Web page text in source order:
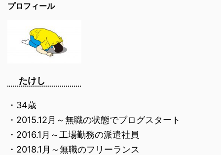
プロフィール
たけし
・34歳
・2015.12月～無職の状態でブログスタート
・2016.1月～工場勤務の派遣社員
・2018.1月～無職のフリーランス